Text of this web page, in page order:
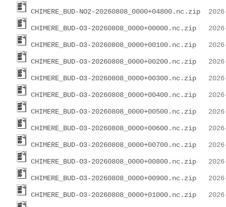
CHIMERE_BUD-NO2-20260808_0000+04800.nc.zip
CHIMERE_BUD-O3-20260808_0000+00000.nc.zip
CHIMERE_BUD-O3-20260808_0000+00100.nc.zip
CHIMERE_BUD-O3-20260808_0000+00200.nc.zip
CHIMERE_BUD-O3-20260808_0000+00300.nc.zip
CHIMERE_BUD-O3-20260808_0000+00400.nc.zip
CHIMERE_BUD-O3-20260808_0000+00500.nc.zip
CHIMERE_BUD-O3-20260808_0000+00600.nc.zip
CHIMERE_BUD-O3-20260808_0000+00700.nc.zip
CHIMERE_BUD-O3-20260808_0000+00800.nc.zip
CHIMERE_BUD-O3-20260808_0000+00900.nc.zip
CHIMERE_BUD-O3-20260808_0000+01000.nc.zip